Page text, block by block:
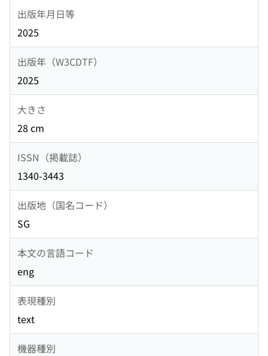
出版年月日等
2025
出版年（W3CDTF）
2025
大きさ
28 cm
ISSN（掲載誌）
1340-3443
出版地（国名コード）
SG
本文の言語コード
eng
表現種別
text
機器種別